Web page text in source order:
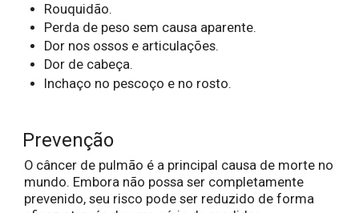
Rouquidão.
Perda de peso sem causa aparente.
Dor nos ossos e articulações.
Dor de cabeça.
Inchaço no pescoço e no rosto.
Prevenção
O câncer de pulmão é a principal causa de morte no
mundo. Embora não possa ser completamente
prevenido, seu risco pode ser reduzido de forma